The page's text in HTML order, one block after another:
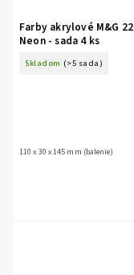
Farby akrylové M&G
Neon - sada 4 ks
Skladom (>5 sada)
110 x 30 x 145 mm (balenie)